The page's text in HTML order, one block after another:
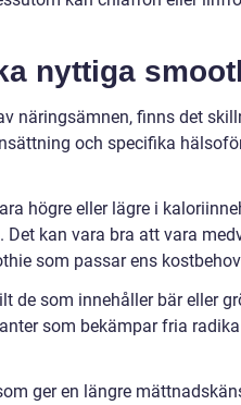
nyttiga
näringsämnen, finns det
och specifika
högre eller lägre i
Det kan vara bra att vara
som passar ens
de som innehåller bär eller
som bekämpar fria
ger en längre